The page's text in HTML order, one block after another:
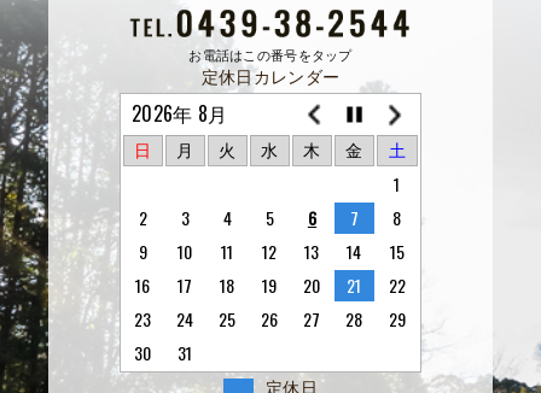
お電話はこの番号をタップ
定休日カレンダー
2026年 8月
日 月 火 水 木 金 土
1
2
3 4 5 6 7
8
9
10 11 12 13 14
15
16
17 18 19 20 21
22
23
24 25 26 27 28
29
30
31
定休日